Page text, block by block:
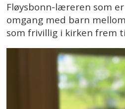
Fløysbonn-læreren som
omgang med barn
som frivillig i kirken frem